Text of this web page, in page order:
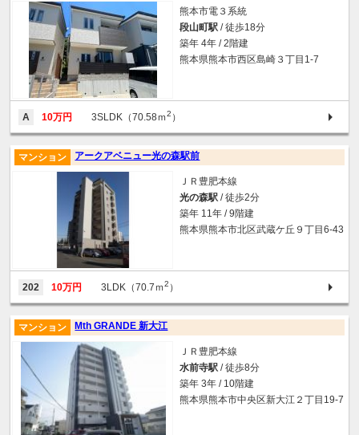
熊本市電３系統
段山町駅 / 徒歩18分
築年 4年 / 2階建
熊本県熊本市西区島崎３丁目1-7
A 10万円 3SLDK（70.58ｍ2 ）
アークアベニュー光の森駅前
マンション
ＪＲ豊肥本線
光の森駅 / 徒歩2分
築年 11年 / 9階建
熊本県熊本市北区武蔵ケ丘９丁目6-43
202 10万円 3LDK（70.7ｍ2 ）
Mth GRANDE 新大江
マンション
ＪＲ豊肥本線
水前寺駅 / 徒歩8分
築年 3年 / 10階建
熊本県熊本市中央区新大江２丁目19-7